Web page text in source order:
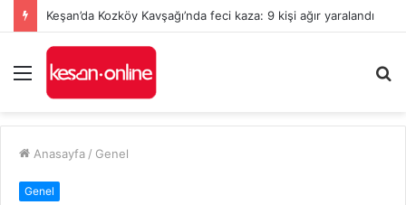
Keşan’da Kozköy Kavşağı’nda feci kaza: 9 kişi ağır yaralandı
Menü
...
Anasayfa / Genel
Genel